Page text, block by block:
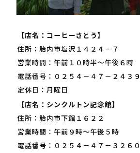
【店名：コーヒーさとう】
住所：胎内市塩沢１４２４－７
営業時間：午前１０時半～午後６時
電話番号：０２５４－４７－２４３９
定休日：月曜日
【店名：シンクルトン記念館】
住所：胎内市下館１６２２
営業時間：午前９時～午後５時
電話番号：０２５４－４７－３２６０